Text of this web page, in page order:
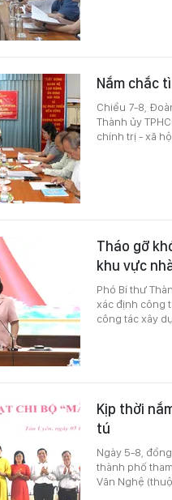
Nắm chắc
Chiều 7-8,
Thành ủy
chính trị - xã
Tháo gỡ
khu vực
Phó Bí thư
xác định công
công tác xây
Kịp thời
tú
Ngày 5-8,
thành phố
Văn Nghệ